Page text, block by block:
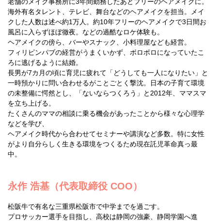
海外有名タレント、テレビ、舞台などのヘアメイクを担当。メイ
クした人数は述べ約1万人。約10年フリーのヘアメイクで3日間お
風呂に入らずほぼ徹夜。などの過酷なロケ体験も。
ヘアメイクの傍ら、バーやスナック、小料理屋なども経営。
フィリピンパブの経営がうまくいかず、ボロボロになっていたこ
ろに逃げるように結婚。
長男が7カ月の頃に育児に疲れて「どうしても一人になりたい」と
一時預かりに問い合わせるがことごとく撃沈。日本の子育て環境
の未整備に愕然とし、「ないならつくろう」と2012年、ママスマ
を立ち上げる。
たくさんのママの相談に乗る機会があったことから様々な心理学
などを学び、
ヘアメイク時代から合わせてセミナーや講演など多数。特に女性
がより自分らしく生きる環境をつくるため現在託児革命真っ最
中。
永作 浩基（代表取締役 COO）
松阪牛で有名な三重県松阪市で中学までを過ごす。
プロサッカー選手を目指し、高校は静岡の強豪、静岡学園へ進